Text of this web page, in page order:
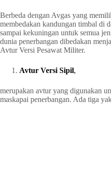
Berbeda dengan Avgas yang
membedakan kandungan timbal di
sampai kekuningan untuk semua
dunia penerbangan dibedakan
Avtur Versi Pesawat Militer.
Avtur Versi Sipil,
merupakan avtur yang digunakan
maskapai penerbangan. Ada tiga